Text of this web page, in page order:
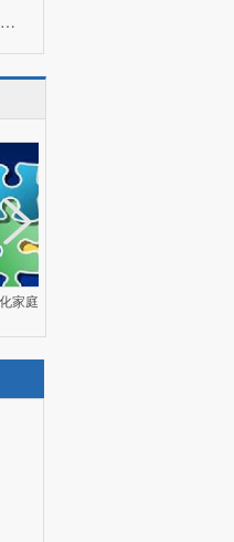
两部门关于联合开展2026年度人形机器人与具身智能实景实训专项行动的通知
四部门：关于促进人工智能与能源双向赋能的行动方案
五部门：关于印发《纺织服装卓越品牌培育行动方案（2026—2028年）》的通知
上海：关于开展2026年度高新技术企业认定管理相关工作的通知
两部门：关于联合实施2026年“模数共振”行动的通知
三部门：关于印发知识产权代理行业“整治规范年”行动方案的通知
上海：关于印发《上海市推动产业互联网平台赋能产业发展行动方案（2026-2028年）》的通知
庭素质化教育平台